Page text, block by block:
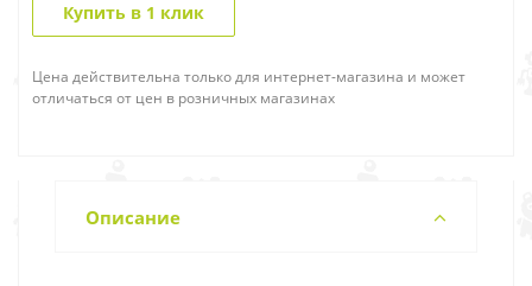
Купить в 1 клик
Цена действительна только для интернет-магазина и может
отличаться от цен в розничных магазинах
Описание